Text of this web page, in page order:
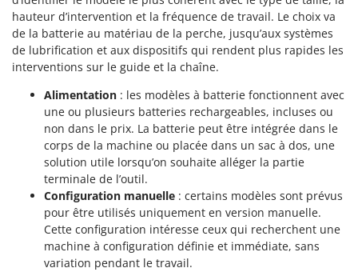
hauteur d’intervention et la fréquence de travail. Le choix va
de la batterie au matériau de la perche, jusqu’aux systèmes
de lubrification et aux dispositifs qui rendent plus rapides les
interventions sur le guide et la chaîne.
Alimentation : les modèles à batterie fonctionnent avec
une ou plusieurs batteries rechargeables, incluses ou
non dans le prix. La batterie peut être intégrée dans le
corps de la machine ou placée dans un sac à dos, une
solution utile lorsqu’on souhaite alléger la partie
terminale de l’outil.
Configuration manuelle : certains modèles sont prévus
pour être utilisés uniquement en version manuelle.
Cette configuration intéresse ceux qui recherchent une
machine à configuration définie et immédiate, sans
variation pendant le travail.